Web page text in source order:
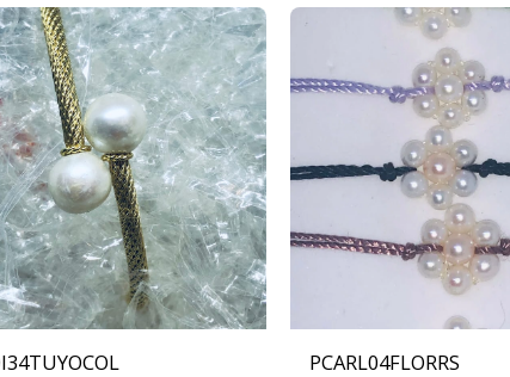
PCARL04FLORRS